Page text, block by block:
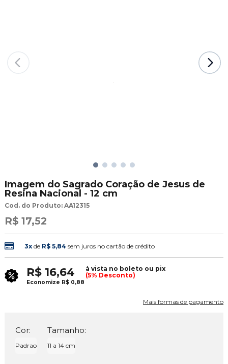
Imagem do Sagrado Coração de Jesus de
Resina Nacional - 12 cm
Cod. do Produto: AA12315
R$ 17,52
3xde R$ 5,84 sem juros no cartão de crédito
R$ 16,64
à vista no boleto ou pix
(5% Desconto)
Economize R$ 0,88
Mais formas de pagamento
Cor:
Padrao
Tamanho:
11 a 14 cm